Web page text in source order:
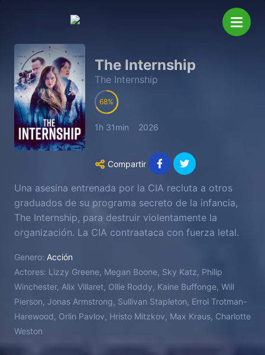
The Internship
The Internship
68
1h 31min 2026
Compartir
Una asesina entrenada por la CIA recluta a otros
graduados de su programa secreto de la infancia,
The Internship, para destruir violentamente la
organización. La CIA contraataca con fuerza letal.
Genero: Acción
Actores: Lizzy Greene, Megan Boone, Sky Katz, Philip
Winchester, Alix Villaret, Ollie Roddy, Kaine Buffonge, Will
Pierson, Jonas Armstrong, Sullivan Stapleton, Errol Trotman-
Harewood, Orlin Pavlov, Hristo Mitzkov, Max Kraus, Charlotte
Weston